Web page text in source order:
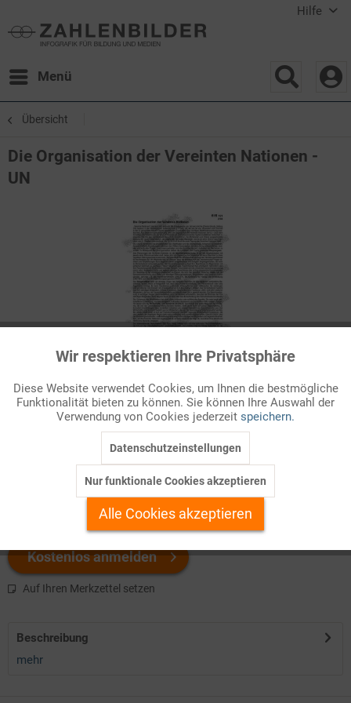
Hilfe
Menü
Übersicht
Die Organisation der Vereinten Nationen -
UN
Infografik Nr. 615121
Vereinte Nationen nannten sich erstmals die Kriegsgegner der
Achsenmächte (Deutschlands, Italiens und Japans) in der
Washingtoner Erklärung vom 1.1.1942, mit der sie die von
Roosevelt und Churchillin der so genannten Atlantik-Charta
Kostenlos anmelden
Auf Ihren Merkzettel setzen
Beschreibung
mehr
Funktionale Aktiv
Marketing Inaktiv
Personalisierung Inaktiv
Service
Wir respektieren Ihre Privatsphäre
Diese Website verwendet Cookies, um Ihnen die bestmögliche
Funktionalität bieten zu können. Sie können Ihre Auswahl der
Verwendung von Cookies jederzeit speichern.
Datenschutzeinstellungen
Nur funktionale Cookies akzeptieren
Alle Cookies akzeptieren